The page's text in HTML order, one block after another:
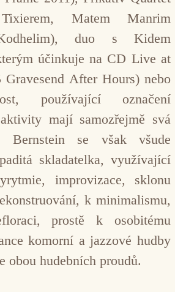
Matem Manrim
duo s Kidem
účinkuje na CD Live at
Gravesend After Hours) nebo
používající označení
mají samozřejmě svá
Bernstein se však všude
skladatelka, využívající
improvizace, sklonu
k minimalismu,
prostě k osobitému
komorní a jazzové hudby
obou hudebních proudů.